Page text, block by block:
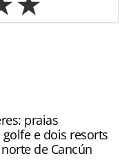
pesquisas-e-
o-contagio-pelo-
ou as
o conteúdo
é protegido pela
Não reproduza o
praias
golfe e dois resorts
de Cancún